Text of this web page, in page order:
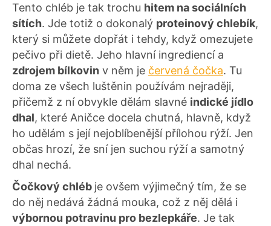
Tento chléb je tak trochu hitem na sociálních
sítích. Jde totiž o dokonalý proteinový chlebík,
který si můžete dopřát i tehdy, když omezujete
pečivo při dietě. Jeho hlavní ingrediencí a
zdrojem bílkovin v něm je červená čočka. Tu
doma ze všech luštěnin používám nejraději,
přičemž z ní obvykle dělám slavné indické jídlo
dhal, které Aničce docela chutná, hlavně, když
ho udělám s její nejoblíbenější přílohou rýží. Jen
občas hrozí, že sní jen suchou rýží a samotný
dhal nechá.
Čočkový chléb je ovšem výjimečný tím, že se
do něj nedává žádná mouka, což z něj dělá i
výbornou potravinu pro bezlepkáře. Je tak